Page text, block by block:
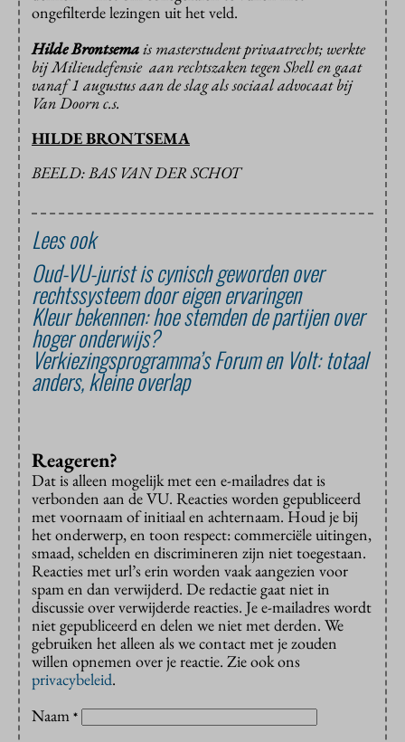
ongefilterde lezingen uit het veld.
Hilde Brontsemais masterstudent privaatrecht; werkte
bij Milieudefensie aan rechtszaken tegen Shell en gaat
vanaf 1 augustus aan de slag als sociaal advocaat bij
Van Doorn c.s.
HILDE BRONTSEMA
BEELD: BAS VAN DER SCHOT
Lees ook
Oud-VU-jurist is cynisch geworden over
rechtssysteem door eigen ervaringen
Kleur bekennen: hoe stemden de partijen over
hoger onderwijs?
Verkiezingsprogramma’s Forum en Volt: totaal
anders, kleine overlap
Reageren?
Dat is alleen mogelijk met een e-mailadres dat is
verbonden aan de VU. Reacties worden gepubliceerd
met voornaam of initiaal en achternaam. Houd je bij
het onderwerp, en toon respect: commerciële uitingen,
smaad, schelden en discrimineren zijn niet toegestaan.
Reacties met url’s erin worden vaak aangezien voor
spam en dan verwijderd. De redactie gaat niet in
discussie over verwijderde reacties. Je e-mailadres wordt
niet gepubliceerd en delen we niet met derden. We
gebruiken het alleen als we contact met je zouden
willen opnemen over je reactie. Zie ook ons
privacybeleid.
Naam *